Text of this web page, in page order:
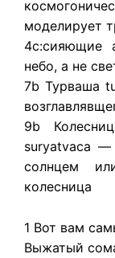
моделирует
4c:сияющие
небо, а не
7b Турваша
9b
suryatvaca —
солнцем
колесница
1 Вот вам
Выжатый